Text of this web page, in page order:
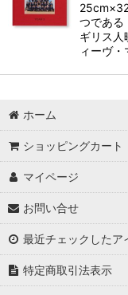
つである
ギリス人
ィーヴ
ホーム
ショッピングカート
マイページ
お問い合せ
最近チェックしたア
特定商取引法表示